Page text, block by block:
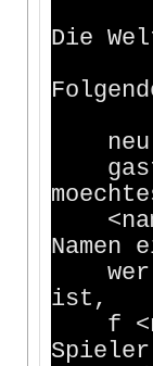
Die
neu
gast
Namen
wer -
ist,
f
Spieler